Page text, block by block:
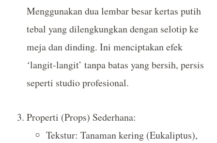
Menggunakan dua lembar besar kertas putih
tebal yang dilengkungkan dengan selotip ke
meja dan dinding. Ini menciptakan efek
‘langit-langit’ tanpa batas yang bersih, persis
seperti studio profesional.
Properti (Props) Sederhana:
Tekstur: Tanaman kering (Eukaliptus),